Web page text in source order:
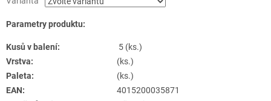
Parametry produktu:
Kusů v balení:
5 (ks.)
Vrstva:
(ks.)
Paleta:
(ks.)
EAN:
4015200035871